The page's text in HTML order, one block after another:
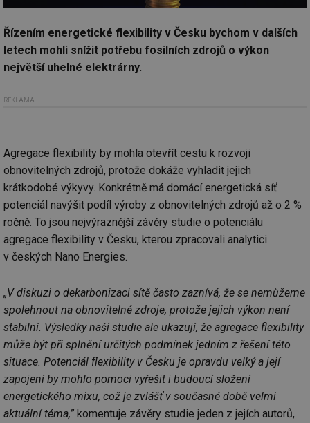
Řízením energetické flexibility v Česku bychom v dalších
letech mohli snížit potřebu fosilních zdrojů o výkon
největší uhelné elektrárny.
REKLAMA
Agregace flexibility by mohla otevřít cestu k rozvoji
obnovitelných zdrojů, protože dokáže vyhladit jejich
krátkodobé výkyvy. Konkrétně má domácí energetická síť
potenciál navýšit podíl výroby z obnovitelných zdrojů až o 2 %
ročně. To jsou nejvýraznější závěry studie o potenciálu
agregace flexibility v Česku, kterou zpracovali analytici
v českých Nano Energies.
„V diskuzi o dekarbonizaci sítě často zaznívá, že se nemůžeme
spolehnout na obnovitelné zdroje, protože jejich výkon není
stabilní. Výsledky naší studie ale ukazují, že agregace flexibility
může být při splnění určitých podmínek jedním z řešení této
situace. Potenciál flexibility v Česku je opravdu velký a její
zapojení by mohlo pomoci vyřešit i budoucí složení
energetického mixu, což je zvlášť v současné době velmi
aktuální téma,” komentuje závěry studie jeden z jejích autorů,